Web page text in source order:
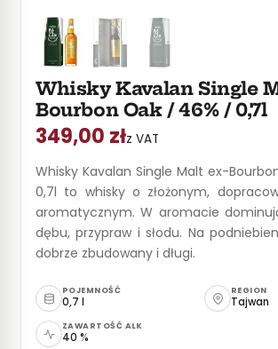
Whisky Kavalan Single
Bourbon Oak / 46% / 0,7l
349,00 złz VAT
Whisky Kavalan Single Malt ex-
0,7l to whisky o złożonym,
aromatycznym. W aromacie
dębu, przypraw i słodu. Na
dobrze zbudowany i długi.
POJEMNOŚĆ
0,7 l
REGION
Tajwan
ZAWARTOŚĆ ALK
40 %